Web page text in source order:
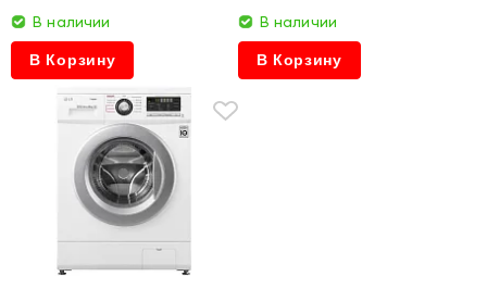
В наличии
В Корзину
В наличии
В Корзину